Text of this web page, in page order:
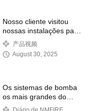
Nosso cliente visitou
nossas instalações para
testemunhar o teste de
um sistema de 2000
GPM certificado pela
产品视频
August 30, 2025
Os sistemas de bomba
os mais grandes do
fogo